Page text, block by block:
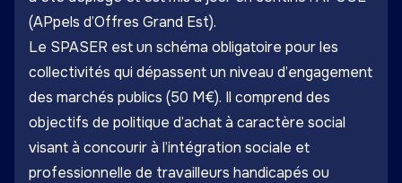
(APpels d’Offres Grand Est).
Le SPASER est un schéma obligatoire pour les
collectivités qui dépassent un niveau d’engagement
des marchés publics (50 M€). Il comprend des
objectifs de politique d’achat à caractère social
visant à concourir à l’intégration sociale et
professionnelle de travailleurs handicapés ou